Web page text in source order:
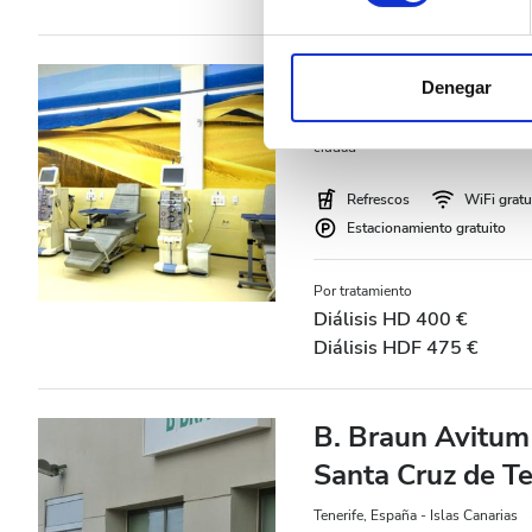
Las cookies de este sitio
y analizar el tráfico.Denegar
Calificación
Buena
Muy buena
Excelente
CLUB DIÁLISIS
Las Palmas, España - Islas
ciudad
Refrescos WiFi
Estacionamiento gratuito
Por tratamiento
Diálisis HD 400 €
Diálisis HDF 475 €
B. Braun
Santa Cruz de
Tenerife, España - Islas Canarias